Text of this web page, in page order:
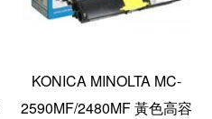
KONICA MINOLTA MC-
2590MF/2480MF 黃色高容